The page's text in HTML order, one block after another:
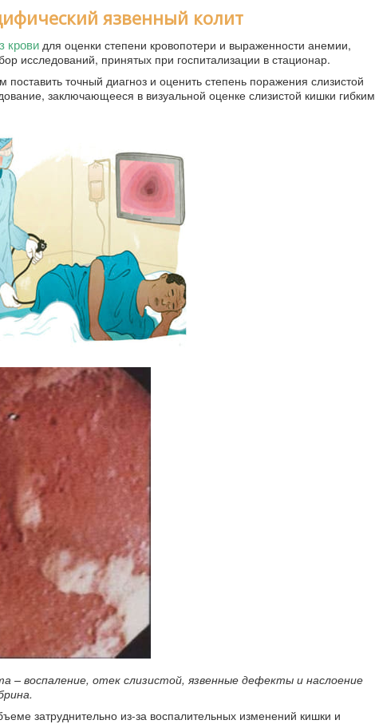
язвенный колит
кровидля оценки степени кровопотери и выраженности анемии,
исследований, принятых при госпитализации в стационар.
точный диагноз и оценить степень поражения слизистой
заключающееся в визуальной оценке слизистой кишки гибким
– воспаление, отек слизистой, язвенные дефекты и наслоение
затруднительно из-за воспалительных изменений кишки и